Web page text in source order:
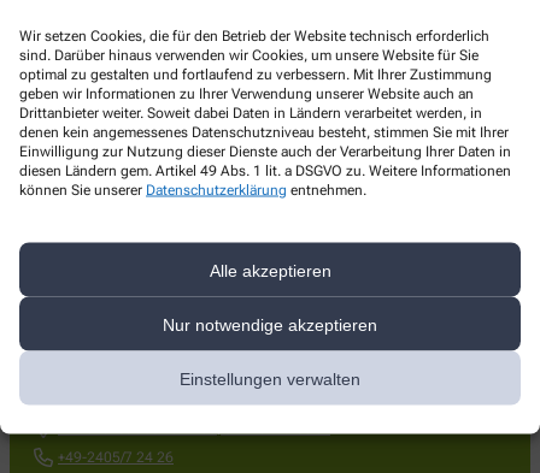
Wir setzen Cookies, die für den Betrieb der Website technisch erforderlich
sind. Darüber hinaus verwenden wir Cookies, um unsere Website für Sie
optimal zu gestalten und fortlaufend zu verbessern. Mit Ihrer Zustimmung
geben wir Informationen zu Ihrer Verwendung unserer Website auch an
Drittanbieter weiter. Soweit dabei Daten in Ländern verarbeitet werden, in
denen kein angemessenes Datenschutzniveau besteht, stimmen Sie mit Ihrer
Einwilligung zur Nutzung dieser Dienste auch der Verarbeitung Ihrer Daten in
diesen Ländern gem. Artikel 49 Abs. 1 lit. a DSGVO zu. Weitere Informationen
können Sie unserer Datenschutzerklärung entnehmen.
Alle akzeptieren
Nur notwendige akzeptieren
Einstellungen verwalten
Hello world!
Welcome to WordPress on Azure Sites. This is your first
post. Edit or delete it, then start writing!
Mehr lesen
Linden-Apotheke
+49-2405/7 24 26